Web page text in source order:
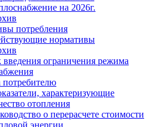
на 2026г.
потребления
нормативы
введения ограничения режима
потребителю
характеризующие
отопления
о перерасчете стоимости